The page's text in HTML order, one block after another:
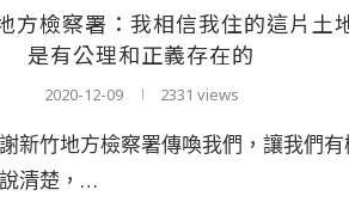
方檢察署：我相信我住的這片土
是有公理和正義存在的
2020-12-09 2331 views
新竹地方檢察署傳喚我們，讓我們
清楚，…